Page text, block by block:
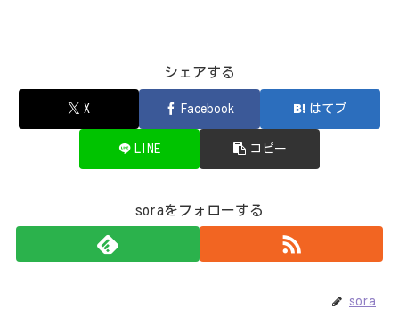
シェアする
X Facebook はてブ
LINE コピー
soraをフォローする
sora